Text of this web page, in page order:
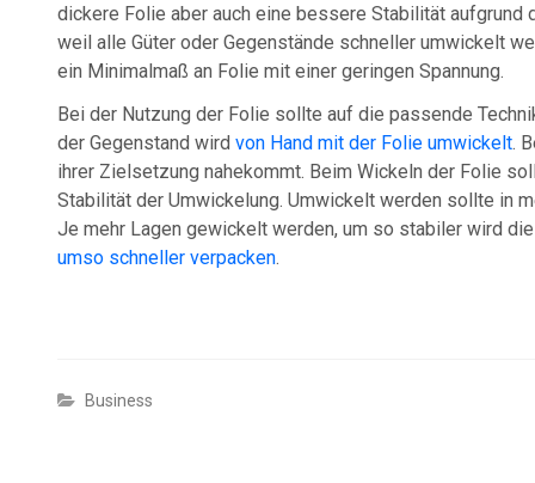
dickere Folie aber auch eine bessere Stabilität aufgrund
weil alle Güter oder Gegenstände schneller umwickelt
ein Minimalmaß an Folie mit einer geringen Spannung.
Bei der Nutzung der Folie sollte auf die passende
der Gegenstand wird von Hand mit der Folie umwickelt.
ihrer Zielsetzung nahekommt. Beim Wickeln der Folie
Stabilität der Umwickelung. Umwickelt werden sollte in
Je mehr Lagen gewickelt werden, um so stabiler wird
umso schneller verpacken.
Business